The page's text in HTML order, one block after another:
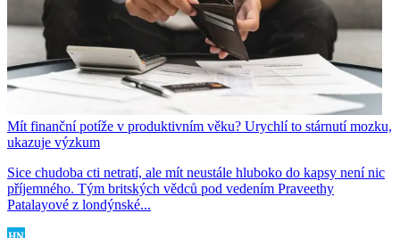
Mít finanční potíže v produktivním věku? Urychlí to stárnutí mozku,
ukazuje výzkum
Sice chudoba cti netratí, ale mít neustále hluboko do kapsy není nic
příjemného. Tým britských vědců pod vedením Praveethy
Patalayové z londýnské...